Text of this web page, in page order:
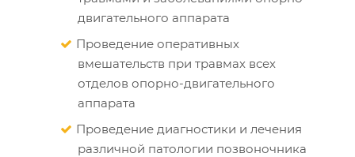
двигательного аппарата
Проведение оперативных
вмешательств при травмах всех
отделов опорно-двигательного
аппарата
Проведение диагностики и лечения
различной патологии позвоночника